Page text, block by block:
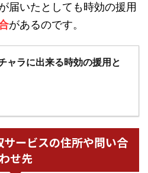
届いたとしても時効の援用
があるのです。
ャラに出来る時効の援用と
ービスの住所や問い合
わせ先